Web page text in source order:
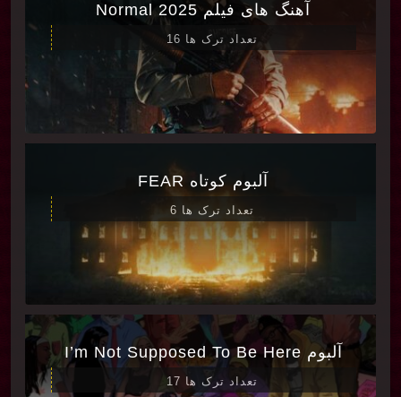
آهنگ های فیلم Normal 2025
تعداد ترک ها 16
آلبوم کوتاه FEAR
تعداد ترک ها 6
آلبوم I’m Not Supposed To Be Here
تعداد ترک ها 17